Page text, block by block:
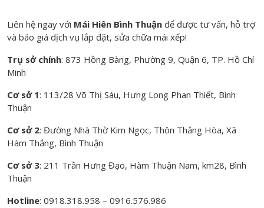
Liên hệ ngay với Mái Hiên Bình Thuận để được tư vấn, hỗ trợ
và báo giá dịch vụ lắp đặt, sửa chữa mái xếp!
Trụ sở chính: 873 Hồng Bàng, Phường 9, Quận 6, TP. Hồ Chí
Minh
Cơ sở 1: 113/28 Võ Thị Sáu, Hưng Long Phan Thiết, Bình
Thuận
Cơ sở 2: Đường Nhà Thờ Kim Ngọc, Thôn Thắng Hòa, Xã
Hàm Thắng, Bình Thuận
Cơ sở 3: 211 Trần Hưng Đạo, Hàm Thuận Nam, km28, Bình
Thuận
Hotline: 0918.318.958 – 0916.576.986